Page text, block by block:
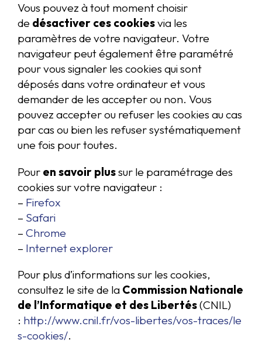
Vous pouvez à tout moment choisir
de désactiver ces cookiesvia les
paramètres de votre navigateur. Votre
navigateur peut également être paramétré
pour vous signaler les cookies qui sont
déposés dans votre ordinateur et vous
demander de les accepter ou non. Vous
pouvez accepter ou refuser les cookies au cas
par cas ou bien les refuser systématiquement
une fois pour toutes.
Pour en savoir plussur le paramétrage des
cookies sur votre navigateur :
– Firefox
– Safari
– Chrome
– Internet explorer
Pour plus d’informations sur les cookies,
consultez le site de la Commission Nationale
de l’Informatique et des Libertés(CNIL)
: http://www.cnil.fr/vos-libertes/vos-traces/le
s-cookies/.